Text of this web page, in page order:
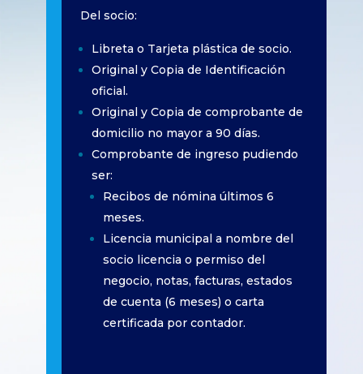
Del socio:
Libreta o Tarjeta plástica de socio.
Original y Copia de Identificación
oficial.
Original y Copia de comprobante de
domicilio no mayor a 90 días.
Comprobante de ingreso pudiendo
ser:
Recibos de nómina últimos 6
meses.
Licencia municipal a nombre del
socio licencia o permiso del
negocio, notas, facturas, estados
de cuenta (6 meses) o carta
certificada por contador.